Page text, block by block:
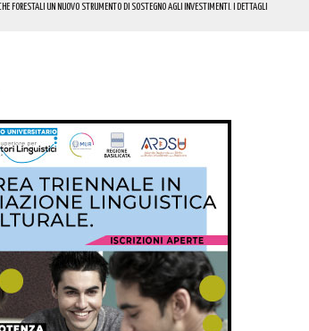
FORESTALI UN NUOVO STRUMENTO DI SOSTEGNO AGLI INVESTIMENTI. I DETTAGLI
FORESTALI DENUNCIANO UN 63ENNE. I DETTAGLI
DA TANTA BUONA MUSICA E DIVERTIMENTO. I DETTAGLI DELL’EVENTO